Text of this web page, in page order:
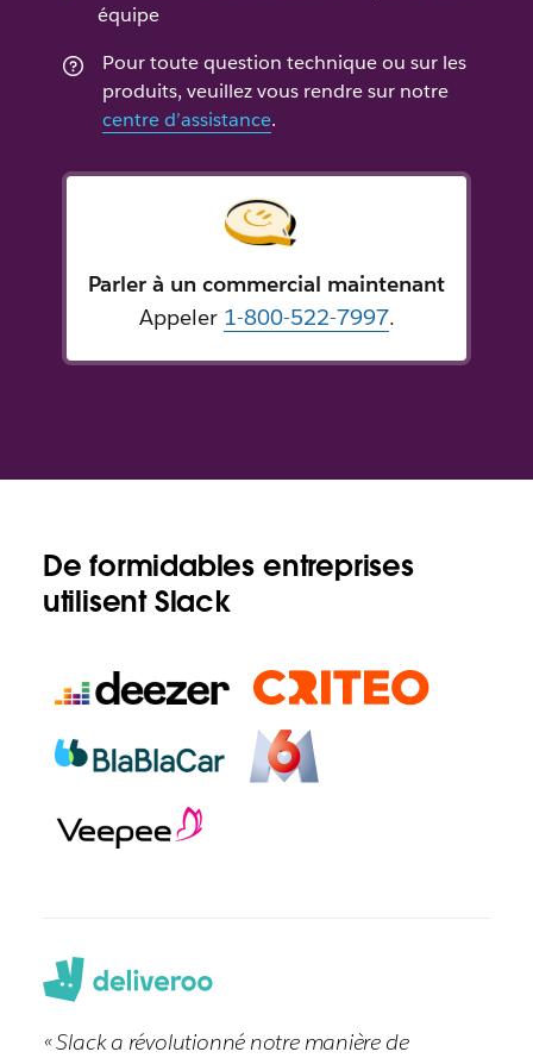
équipe
Pour toute question technique ou sur les
produits, veuillez vous rendre sur notre
centre d’assistance.
Parler à un commercial maintenant
Appeler 1-800-522-7997.
De formidables entreprises
utilisent Slack
« Slack a révolutionné notre manière de